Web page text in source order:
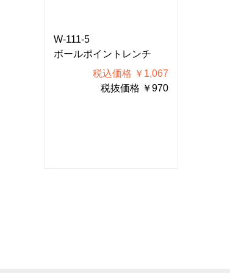
W-111-5
ボールポイントレンチ
税込価格 ￥1,067
税抜価格 ￥970